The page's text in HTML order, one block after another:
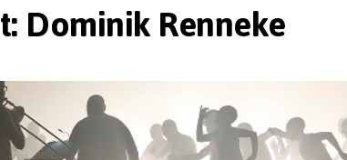
Dominik Renneke